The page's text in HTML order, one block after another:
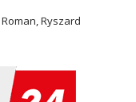
Roman, Ryszard